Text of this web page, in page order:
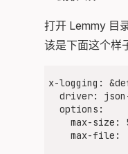
首先咱打开 Lemmy 目
大概应该是下面这个样
x-logging:
driver:
  options:
max-size:
max-file: